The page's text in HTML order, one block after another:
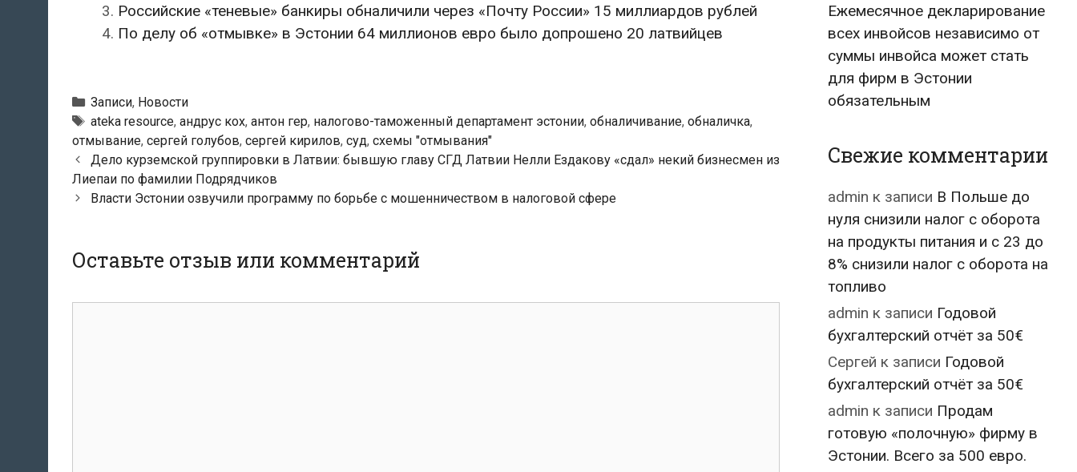
Российские «теневые» банкиры обналичили через «Почту России» 15 миллиардов рублей
По делу об «отмывке» в Эстонии 64 миллионов евро было допрошено 20 латвийцев
Рубрики
Записи, Новости
Метки
ateka resource, андрус кох, антон гер, налогово-таможенный департамент эстонии, обналичивание, обналичка,
отмывание, сергей голубов, сергей кирилов, суд, схемы "отмывания"
Навигация
по
записям
Дело курземской группировки в Латвии: бывшую главу СГД Латвии Нелли Ездакову «сдал» некий бизнесмен из
Лиепаи по фамилии Подрядчиков
Власти Эстонии озвучили программу по борьбе с мошенничеством в налоговой сфере
Оставьте отзыв или комментарий
Ежемесячное декларирование
всех инвойсов независимо от
суммы инвойса может стать
для фирм в Эстонии
обязательным
Свежие комментарии
admin к записи В Польше до
нуля снизили налог с оборота
на продукты питания и с 23 до
8% снизили налог с оборота на
топливо
admin к записи Годовой
бухгалтерский отчёт за 50€
Сергей к записи Годовой
бухгалтерский отчёт за 50€
admin к записи Продам
готовую «полочную» фирму в
Эстонии. Всего за 500 евро.